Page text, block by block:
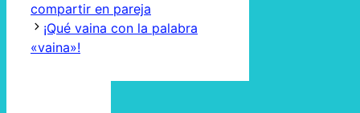
compartir en pareja
¡Qué vaina con la palabra
«vaina»!